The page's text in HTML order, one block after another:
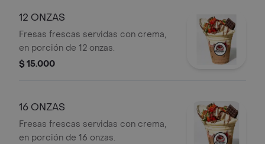
12 ONZAS
Fresas frescas servidas con crema,
en porción de 12 onzas.
$ 15.000
16 ONZAS
Fresas frescas servidas con crema,
en porción de 16 onzas.